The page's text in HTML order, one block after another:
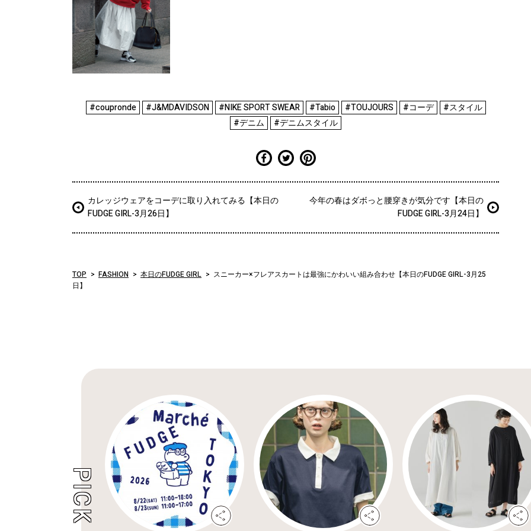
#coupronde #J&MDAVIDSON #NIKE SPORT SWEAR #Tabio #TOUJOURS #コーデ
#スタイル
#デニム
#デニムスタイル
カレッジウェアをコーデに取り入れてみる【本日の
FUDGE GIRL-3月26日】
今年の春はダボっと腰穿きが気分です【本日の
FUDGE GIRL-3月24日】
TOP FASHION 本日のFUDGE GIRL
スニーカー×フレアスカートは最強にかわいい組み合わせ【本日のFUDGE GIRL-3月25
日】